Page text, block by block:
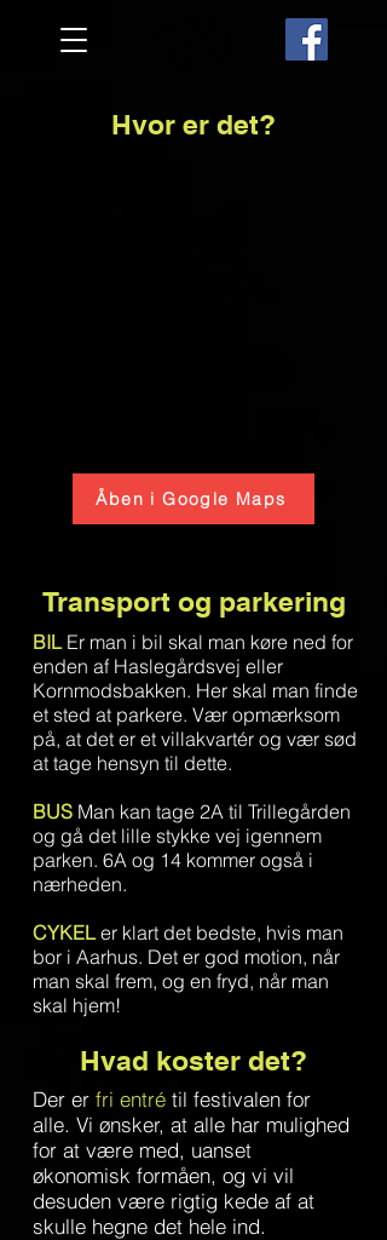
Hvor er det?
Åben i Google Maps
Transport og parkering
BIL Er man i bil skal man køre ned for
enden af Haslegårdsvej eller
Kornmodsbakken. Her skal man finde
et sted at parkere. Vær opmærksom
på, at det er et villakvartér og vær sød
at tage hensyn til dette.
BUS Man kan tage 2A til Trillegården
og gå det lille stykke vej igennem
parken. 6A og 14 kommer også i
nærheden.
CYKELer klart det bedste, hvis man
bor i Aarhus. Det er god motion, når
man skal frem, og en fryd, når man
skal hjem!
Hvad koster det?
Der er fri entré til festivalen for
alle. Vi ønsker, at alle har mulighed
for at være med, uanset
økonomisk formåen, og vi vil
desuden være rigtig kede af at
skulle hegne det hele ind.